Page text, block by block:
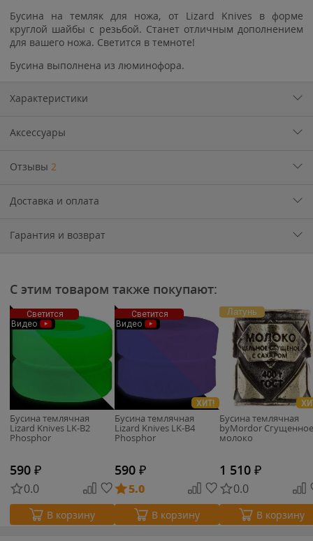
Бусина на темляк для ножа, от Lizard Knives в форме
круглой шайбы с резьбой. Станет отличным дополнением
для вашего ножа. Светится в темноте!
Бусина выполнена из люминофора.
Характеристики
Аксессуары
Отзывы 2
Доставка и оплата
Гарантия и возврат
С этим товаром также покупают:
Светится
Видео
Бусина темлячная
Lizard Knives LK-B2
Phosphor
590 ₽
0.0
В корзину
Светится
Видео
ХИТ!
Бусина темлячная
Lizard Knives LK-B4
Phosphor
590 ₽
5.0
В корзину
Латунь
Бусина темлячная
byMordor Сгущенное
молоко
1 510 ₽
0.0
В корзину